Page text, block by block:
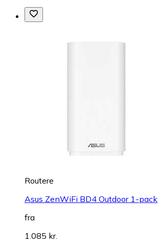
Routere
Asus ZenWiFi BD4 Outdoor 1-pack
fra
1.085 kr.